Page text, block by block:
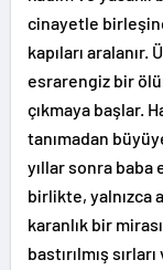
cinayetle
kapıları aralanır.
esrarengiz bir
çıkmaya başlar.
tanımadan
yıllar sonra baba
birlikte, yalnızca
karanlık bir
bastırılmış